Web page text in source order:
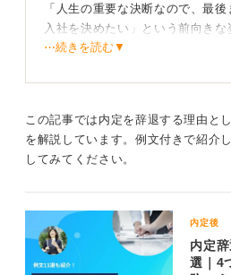
「人生の重要な決断なので、最
入社を決めたい」という前向き
う。
与えますよ。
人生の大きな決断だからこそ、悔
が企業側にもきっと伝わるはずで
感謝と意欲を忘れずにマナーを
う
⋯続きを読む▼
この記事では内定を辞退する理由と
を解説しています。例文付きで紹介
してみてください。
内定後
内定
選｜4